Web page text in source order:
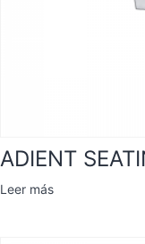
ADIENT
Leer más